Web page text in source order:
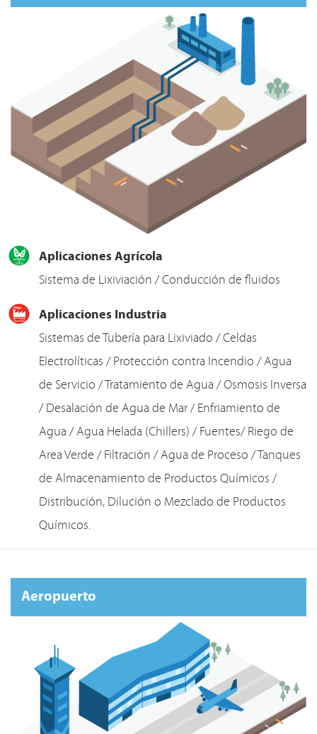
Aplicaciones Agrícola
Sistema de Lixiviación / Conducción de fluidos
Aplicaciones Industria
Sistemas de Tubería para Lixiviado / Celdas
Electrolíticas / Protección contra Incendio / Agua
de Servicio / Tratamiento de Agua / Osmosis Inversa
/ Desalación de Agua de Mar / Enfriamiento de
Agua / Agua Helada (Chillers) / Fuentes/ Riego de
Area Verde / Filtración / Agua de Proceso / Tanques
de Almacenamiento de Productos Químicos /
Distribución, Dilución o Mezclado de Productos
Químicos.
Aeropuerto